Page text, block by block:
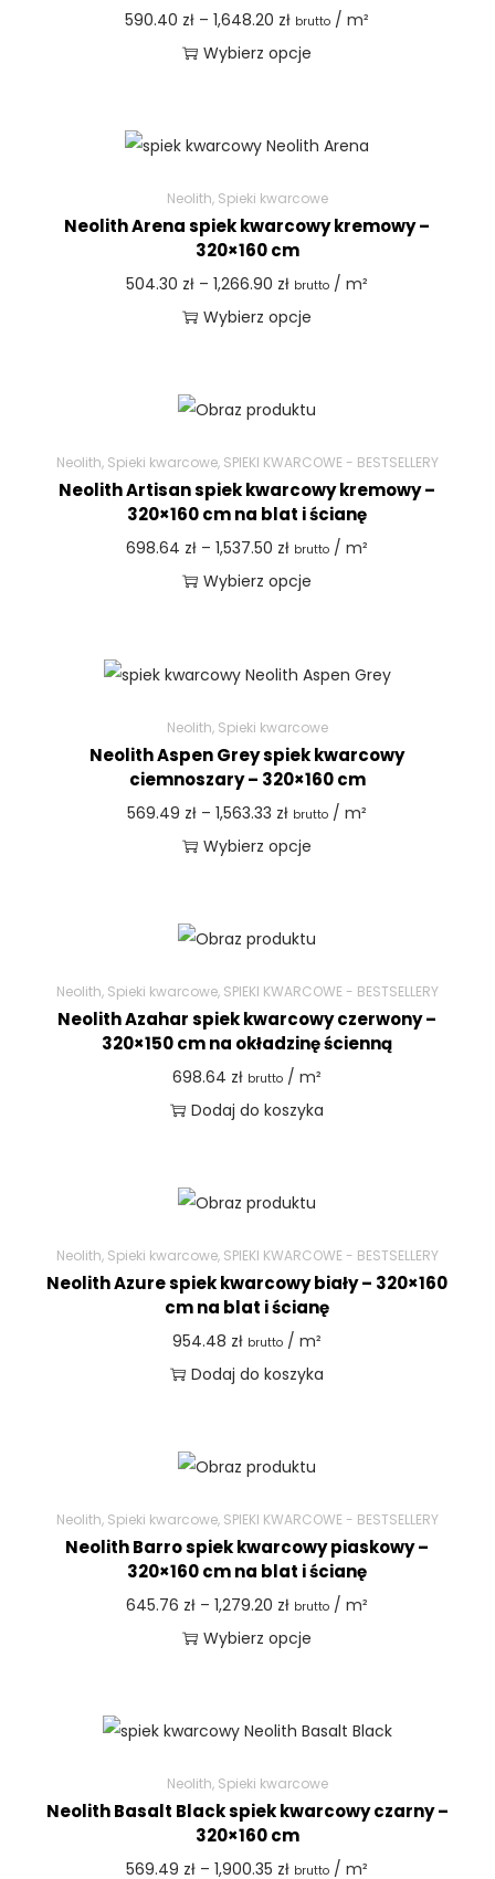
590.40 zł – 1,648.20 zł brutto / m²
Wybierz opcje
Neolith, Spieki kwarcowe
Neolith Arena spiek kwarcowy kremowy –
320×160 cm
504.30 zł – 1,266.90 zł brutto / m²
Wybierz opcje
Neolith, Spieki kwarcowe, SPIEKI KWARCOWE - BESTSELLERY
Neolith Artisan spiek kwarcowy kremowy –
320×160 cm na blat i ścianę
698.64 zł – 1,537.50 zł brutto / m²
Wybierz opcje
Neolith, Spieki kwarcowe
Neolith Aspen Grey spiek kwarcowy
ciemnoszary – 320×160 cm
569.49 zł – 1,563.33 zł brutto / m²
Wybierz opcje
Neolith, Spieki kwarcowe, SPIEKI KWARCOWE - BESTSELLERY
Neolith Azahar spiek kwarcowy czerwony –
320×150 cm na okładzinę ścienną
698.64 zł brutto / m²
Dodaj do koszyka
Neolith, Spieki kwarcowe, SPIEKI KWARCOWE - BESTSELLERY
Neolith Azure spiek kwarcowy biały – 320×160
cm na blat i ścianę
954.48 zł brutto / m²
Dodaj do koszyka
Neolith, Spieki kwarcowe, SPIEKI KWARCOWE - BESTSELLERY
Neolith Barro spiek kwarcowy piaskowy –
320×160 cm na blat i ścianę
645.76 zł – 1,279.20 zł brutto / m²
Wybierz opcje
Neolith, Spieki kwarcowe
Neolith Basalt Black spiek kwarcowy czarny –
320×160 cm
569.49 zł – 1,900.35 zł brutto / m²